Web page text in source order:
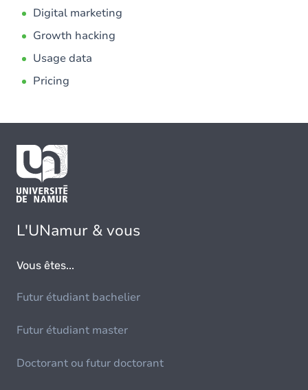
Digital marketing
Growth hacking
Usage data
Pricing
L'UNamur & vous
Vous êtes...
Futur étudiant bachelier
Futur étudiant master
Doctorant ou futur doctorant